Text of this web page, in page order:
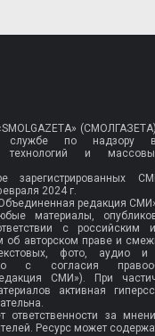
службе по надзору
технологий и
2024 г.
редакция
материалы,
с российским
об авторском праве и
фото, аудио и
с согласия
СМИ»). При
активная
ответственности за
Ресурс может